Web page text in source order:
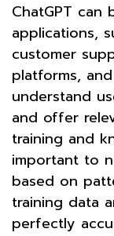
ChatGPT can
applications,
customer
platforms,
understand
and offer
training and
important to
based on
training data
perfectly